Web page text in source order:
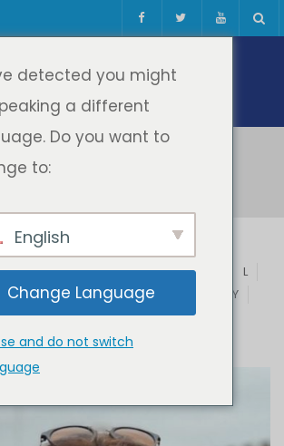
Invitați
C D E F G H I J
L
Q R S T U V
Y
detected you might
a different
Do you want to
to:
English
Change Language
and do not switch